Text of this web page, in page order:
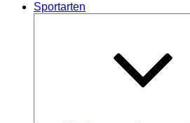
Sportarten